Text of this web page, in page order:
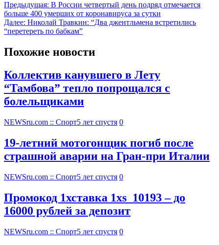
Предыдущая: В России четвертый день подряд отмечается
больше 400 умерших от коронавируса за сутки
Далее: Николай Травкин: “Два джентльмена встретились
“перетереть по бабкам”
Похожие новости
Коллектив канувшего в Лету
“Тамбова” тепло попрощался с
болельщиками
NEWSru.com :: Спорт5 лет спустя 0
19-летний мотогонщик погиб после
страшной аварии на Гран-при Италии
NEWSru.com :: Спорт5 лет спустя 0
Промокод 1хставка 1xs_10193 – до
16000 рублей за депозит
NEWSru.com :: Спорт5 лет спустя 0